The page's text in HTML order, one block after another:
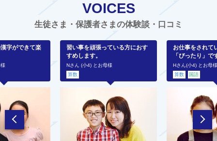
VOICES
生徒さま・保護者さまの体験談・口コミ
字ができて楽
習い事を頑張っている方におす
すめします。
Nさん (小4) とお母様
算数
お仕事をされて
「ぴったり」で
Hさん(小4) とお母
算数
国語